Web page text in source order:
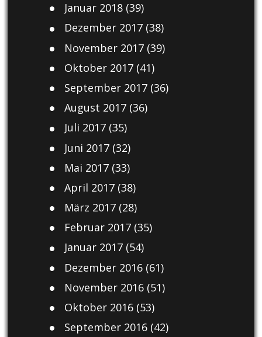
Januar 2018(39)
Dezember 2017(38)
November 2017(39)
Oktober 2017(41)
September 2017(36)
August 2017(36)
Juli 2017(35)
Juni 2017(32)
Mai 2017(33)
April 2017(38)
März 2017(28)
Februar 2017(35)
Januar 2017(54)
Dezember 2016(61)
November 2016(51)
Oktober 2016(53)
September 2016(42)